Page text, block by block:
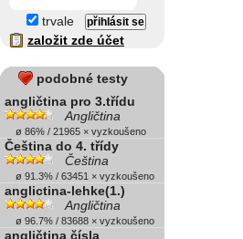
trvale
založit zde účet
podobné testy
angličtina pro 3.třídu
Angličtina
ø 86% / 21965 × vyzkoušeno
Čeština do 4. třídy
Čeština
ø 91.3% / 63451 × vyzkoušeno
anglictina-lehke(1.)
Angličtina
ø 96.7% / 83688 × vyzkoušeno
angličtina čísla